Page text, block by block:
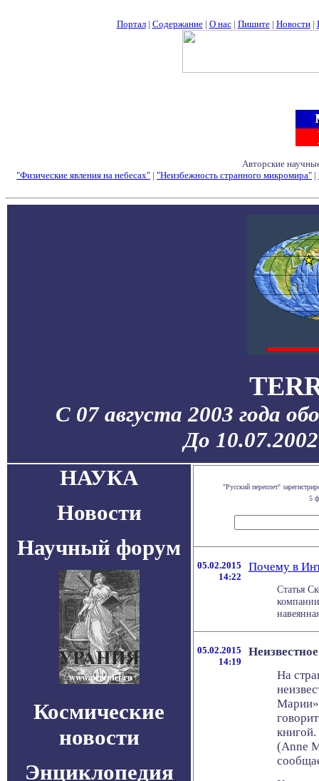
Портал| Содержание| О нас| Пишите| Новости|
Авторские
"Физические явления на небесах" | "Неизбежность странного микромира" |
С 07 августа 2003 года
До
НАУКА
Новости
Научный форум
Космические
новости
Энциклопедия
"Русский переплет"
5
05.02.2015
14:22
Почему в
Статья
05.02.2015
14:19
На
Марии»
(Anne